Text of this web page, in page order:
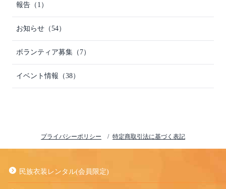
報告（1）
お知らせ（54）
ボランティア募集（7）
イベント情報（38）
プライバシーポリシー 特定商取引法に基づく表記
民族衣装レンタル(会員限定)